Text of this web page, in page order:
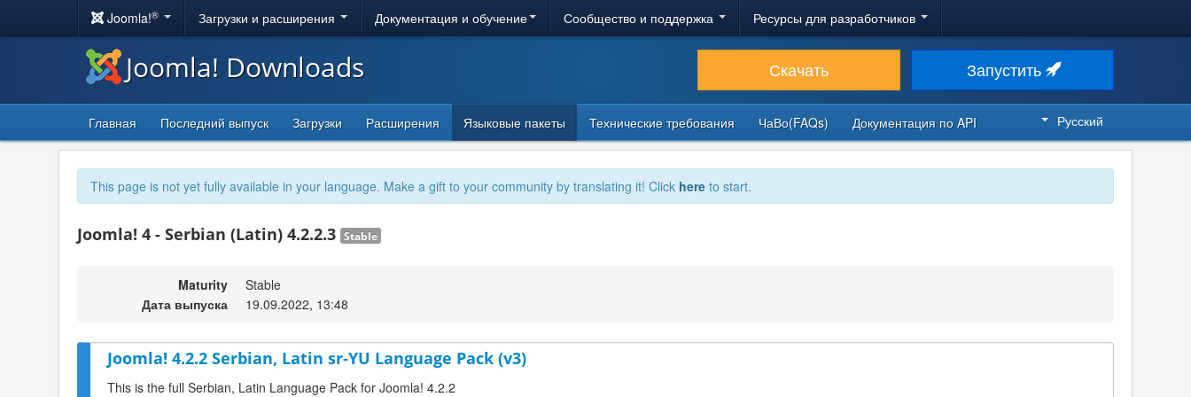
Joomla!® Загрузки и расширения Документация и обучение Сообщество и поддержка Ресурсы для разработчиков
Joomla! Downloads Скачать Запустить
Главная Последний выпуск Загрузки Расширения Языковые пакеты Технические требования ЧаВо(FAQs) Документация по API Русский
This page is not yet fully available in your language. Make a gift to your community by translating it! Click here to start.
Joomla! 4 - Serbian (Latin) 4.2.2.3 Stable
Maturity
Stable
Дата выпуска
19.09.2022, 13:48
Joomla! 4.2.2 Serbian, Latin sr-YU Language Pack (v3)
This is the full Serbian, Latin Language Pack for Joomla! 4.2.2